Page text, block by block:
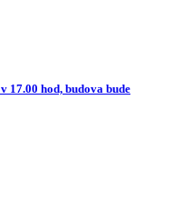
17.00 hod, budova bude